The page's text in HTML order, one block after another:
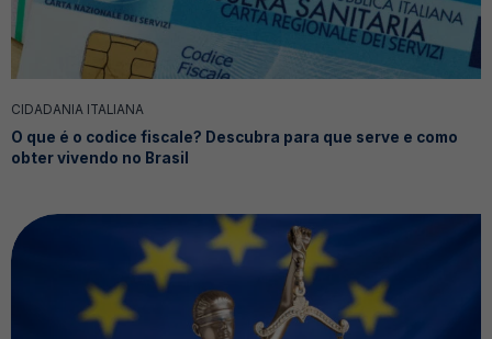
CIDADANIA ITALIANA
O que é o codice fiscale? Descubra para que serve e como
obter vivendo no Brasil